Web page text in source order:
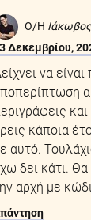
Ο/Η
Δεκεμβρίου,
να είναι
κάποια
αυτό.
δει κάτι.
αρχή με